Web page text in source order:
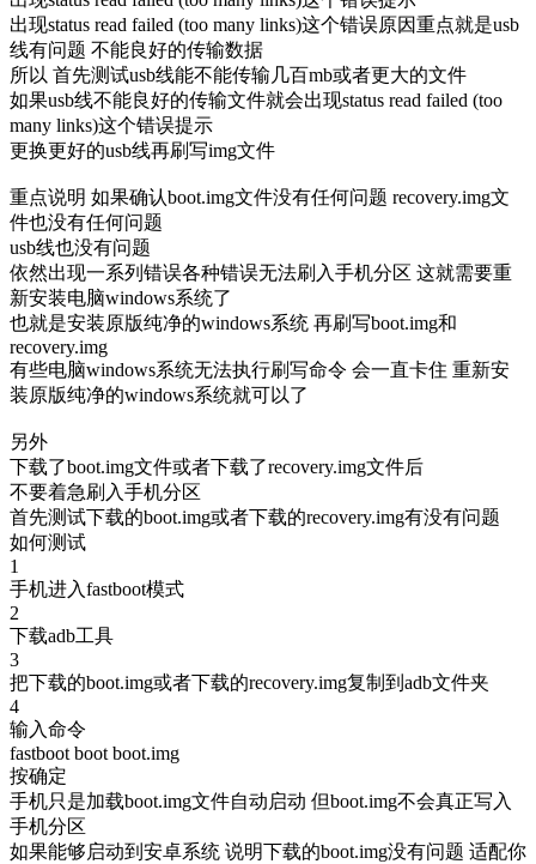
出现status read failed (too many links)这个错误原因重点就是usb
线有问题 不能良好的传输数据
所以 首先测试usb线能不能传输几百mb或者更大的文件
如果usb线不能良好的传输文件就会出现status read failed (too
many links)这个错误提示
更换更好的usb线再刷写img文件
重点说明 如果确认boot.img文件没有任何问题 recovery.img文
件也没有任何问题
usb线也没有问题
依然出现一系列错误各种错误无法刷入手机分区 这就需要重
新安装电脑windows系统了
也就是安装原版纯净的windows系统 再刷写boot.img和
recovery.img
有些电脑windows系统无法执行刷写命令 会一直卡住 重新安
装原版纯净的windows系统就可以了
另外
下载了boot.img文件或者下载了recovery.img文件后
不要着急刷入手机分区
首先测试下载的boot.img或者下载的recovery.img有没有问题
如何测试
1
手机进入fastboot模式
2
下载adb工具
3
把下载的boot.img或者下载的recovery.img复制到adb文件夹
4
输入命令
fastboot boot boot.img
按确定
手机只是加载boot.img文件自动启动 但boot.img不会真正写入
手机分区
如果能够启动到安卓系统 说明下载的boot.img没有问题 适配你